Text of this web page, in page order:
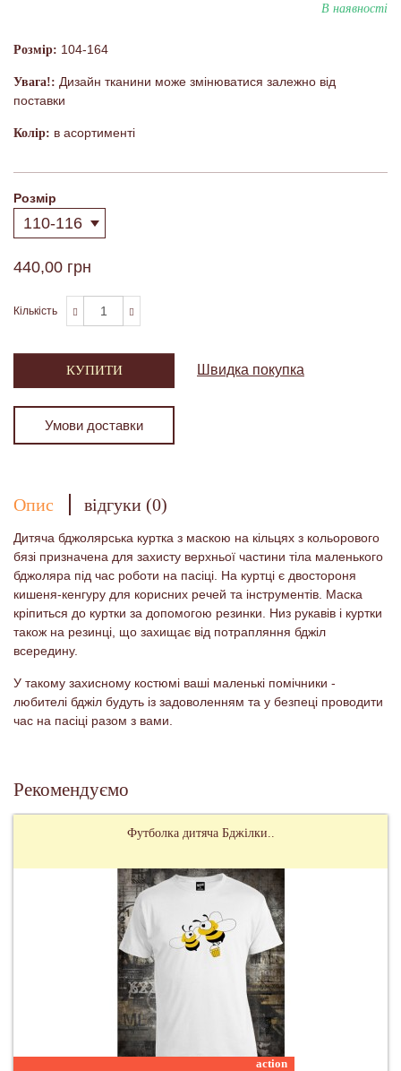
В наявності
Розмір: 104-164
Увага!: Дизайн тканини може змінюватися залежно від
поставки
Колір: в асортименті
Розмір
440,00 грн
Кількість
КУПИТИ Швидка покупка
Умови доставки
Опис відгуки (0)
Дитяча бджолярська куртка з маскою на кільцях з кольорового
бязі призначена для захисту верхньої частини тіла маленького
бджоляра під час роботи на пасіці. На куртці є двостороня
кишеня-кенгуру для корисних речей та інструментів. Маска
кріпиться до куртки за допомогою резинки. Низ рукавів і куртки
також на резинці, що захищає від потрапляння бджіл
всередину.
У такому захисному костюмі ваші маленькі помічники -
любителі бджіл будуть із задоволенням та у безпеці проводити
час на пасіці разом з вами.
Рекомендуємо
Футболка дитяча Бджілки..
action